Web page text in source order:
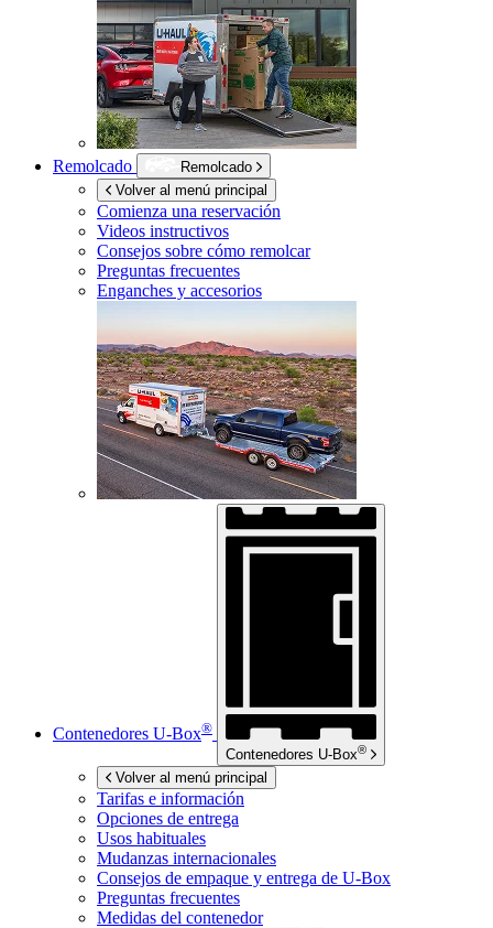
Remolcado
Remolcado
Volver al menú principal
Comienza una reservación
Videos instructivos
Consejos sobre cómo remolcar
Preguntas frecuentes
Enganches y accesorios
Contenedores U-Box®
Contenedores U-Box®
Volver al menú principal
Tarifas e información
Opciones de entrega
Usos habituales
Mudanzas internacionales
Consejos de empaque y entrega de U-Box
Preguntas frecuentes
Medidas del contenedor